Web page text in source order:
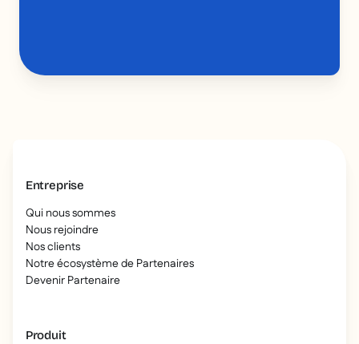
Entreprise
Qui nous sommes
Nous rejoindre
Nos clients
Notre écosystème de Partenaires
Devenir Partenaire
Produit